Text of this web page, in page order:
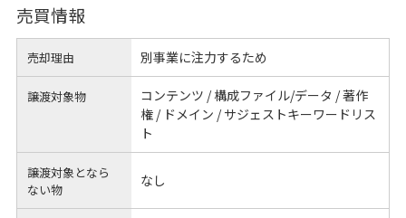
売買情報
売却理由 別事業に注力するため
譲渡対象物
コンテンツ / 構成ファイル/データ / 著作
権 / ドメイン / サジェストキーワードリス
ト
譲渡対象となら
ない物
なし